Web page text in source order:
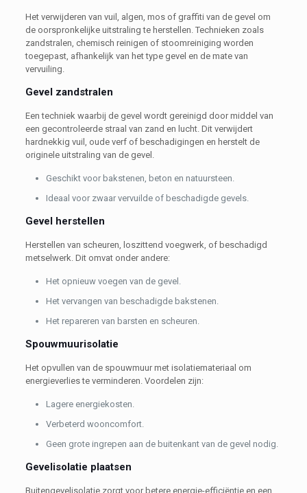
Het verwijderen van vuil, algen, mos of graffiti van de gevel om
de oorspronkelijke uitstraling te herstellen. Technieken zoals
zandstralen, chemisch reinigen of stoomreiniging worden
toegepast, afhankelijk van het type gevel en de mate van
vervuiling.
Gevel zandstralen
Een techniek waarbij de gevel wordt gereinigd door middel van
een gecontroleerde straal van zand en lucht. Dit verwijdert
hardnekkig vuil, oude verf of beschadigingen en herstelt de
originele uitstraling van de gevel.
Geschikt voor bakstenen, beton en natuursteen.
Ideaal voor zwaar vervuilde of beschadigde gevels.
Gevel herstellen
Herstellen van scheuren, loszittend voegwerk, of beschadigd
metselwerk. Dit omvat onder andere:
Het opnieuw voegen van de gevel.
Het vervangen van beschadigde bakstenen.
Het repareren van barsten en scheuren.
Spouwmuurisolatie
Het opvullen van de spouwmuur met isolatiemateriaal om
energieverlies te verminderen. Voordelen zijn:
Lagere energiekosten.
Verbeterd wooncomfort.
Geen grote ingrepen aan de buitenkant van de gevel nodig.
Gevelisolatie plaatsen
Buitengevelisolatie zorgt voor betere energie-efficiëntie en een